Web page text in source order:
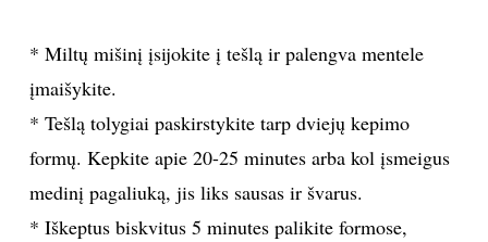
* Miltų mišinį įsijokite į tešlą ir palengva mentele
įmaišykite.
* Tešlą tolygiai paskirstykite tarp dviejų kepimo
formų. Kepkite apie 20-25 minutes arba kol įsmeigus
medinį pagaliuką, jis liks sausas ir švarus.
* Iškeptus biskvitus 5 minutes palikite formose,